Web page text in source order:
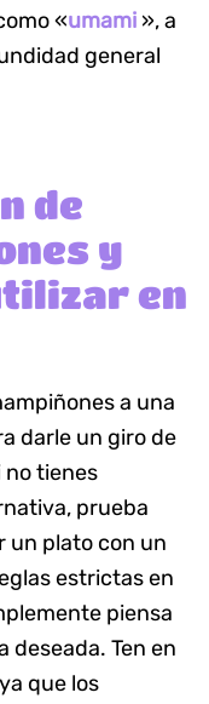
«umami », a
general
de
y
en
a una
darle un giro de
no tienes
prueba
un plato con un
estrictas en
piensa
deseada. Ten en
que los